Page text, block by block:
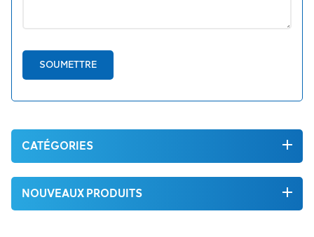
SOUMETTRE
CATÉGORIES
NOUVEAUX PRODUITS